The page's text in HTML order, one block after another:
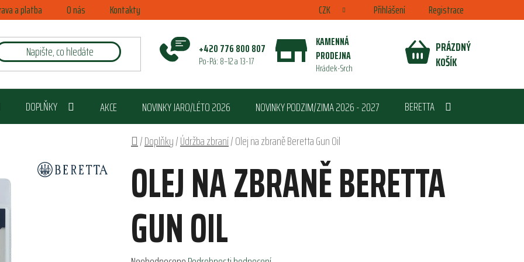
a platba O nás Kontakty CZK Přihlášení Registrace
+420 776 800 807
Po-Pá: 8–12 a 13-17
KAMENNÁ
PRODEJNA
Hrádek-Srch
NÁKUPNÍ
PRÁZDNÝ
KOŠÍK
DOPLŇKY AKCE NOVINKY JARO/LÉTO 2026 NOVINKY PODZIM/ZIMA 2026 - 2027
BERETTA
Domů
/Doplňky/Údržba zbraní/Olej na zbraně Beretta Gun Oil
OLEJ NA ZBRANĚ BERETTA
GUN OIL